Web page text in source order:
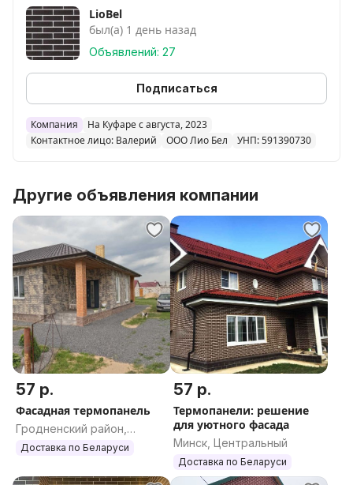
На 4р дороже .
Есть рассрочка платежа до 10 месяцев 0%.
Акрил-мраморное покрытие.
Вопросы по телефону либо в лс :
LioBel
был(а) 1 день назад
Объявлений: 27
Подписаться
Компания
На Куфаре с августа, 2023
Контактное лицо: Валерий
ООО Лио Бел УНП: 591390730
Другие объявления компании
57 р.
Фасадная термопанель
Гродненский район,
Гродненская область
Доставка по Беларуси
57 р.
Термопанели: решение
для уютного фасада
Минск, Центральный
Доставка по Беларуси